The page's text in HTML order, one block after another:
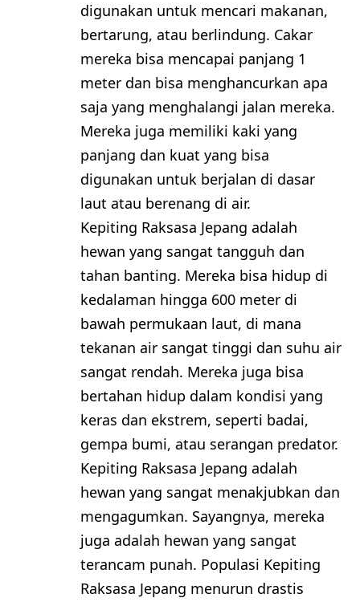
digunakan untuk mencari makanan,
bertarung, atau berlindung. Cakar
mereka bisa mencapai panjang 1
meter dan bisa menghancurkan apa
saja yang menghalangi jalan mereka.
Mereka juga memiliki kaki yang
panjang dan kuat yang bisa
digunakan untuk berjalan di dasar
laut atau berenang di air.
Kepiting Raksasa Jepang adalah
hewan yang sangat tangguh dan
tahan banting. Mereka bisa hidup di
kedalaman hingga 600 meter di
bawah permukaan laut, di mana
tekanan air sangat tinggi dan suhu air
sangat rendah. Mereka juga bisa
bertahan hidup dalam kondisi yang
keras dan ekstrem, seperti badai,
gempa bumi, atau serangan predator.
Kepiting Raksasa Jepang adalah
hewan yang sangat menakjubkan dan
mengagumkan. Sayangnya, mereka
juga adalah hewan yang sangat
terancam punah. Populasi Kepiting
Raksasa Jepang menurun drastis